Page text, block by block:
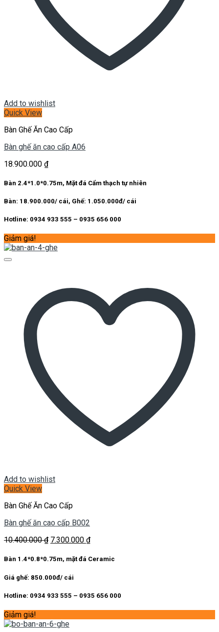
Add to wishlist
Quick View
Bàn Ghế Ăn Cao Cấp
Bàn ghế ăn cao cấp A06
18.900.000 ₫
Bàn 2.4*1.0*0.75m, Mặt đá Cẩm thạch tự nhiên
Bàn: 18.900.000/ cái, Ghế: 1.050.000đ/ cái
Hotline: 0934 933 555 – 0935 656 000
Giảm giá!
Add to wishlist
Quick View
Bàn Ghế Ăn Cao Cấp
Bàn ghế ăn cao cấp B002
10.400.000₫ Giá
là:
7.300.000 ₫Giá
tại
Bàn 1.4*0.8*0.75m, mặt đá Ceramic
Giá ghế: 850.000đ/ cái
Hotline: 0934 933 555 – 0935 656 000
Giảm giá!